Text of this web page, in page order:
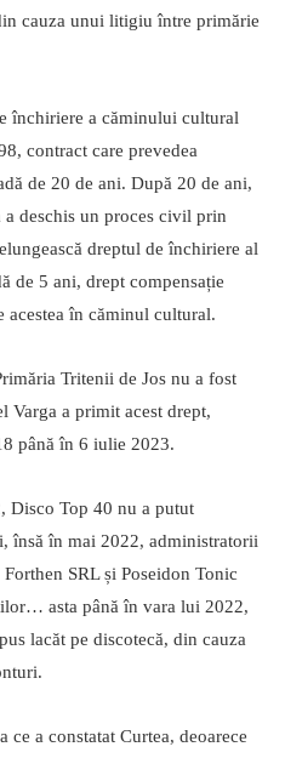
cauza unui litigiu între primărie
închiriere a căminului cultural
contract care prevedea
de 20 de ani. După 20 de ani,
deschis un proces civil prin
dreptul de închiriere al
de 5 ani, drept compensație
acestea în căminul cultural.
Tritenii de Jos nu a fost
Varga a primit acest drept,
până în 6 iulie 2023.
Disco Top 40 nu a putut
însă în mai 2022, administratorii
SRL și Poseidon Tonic
asta până în vara lui 2022,
lacăt pe discotecă, din cauza
a constatat Curtea, deoarece